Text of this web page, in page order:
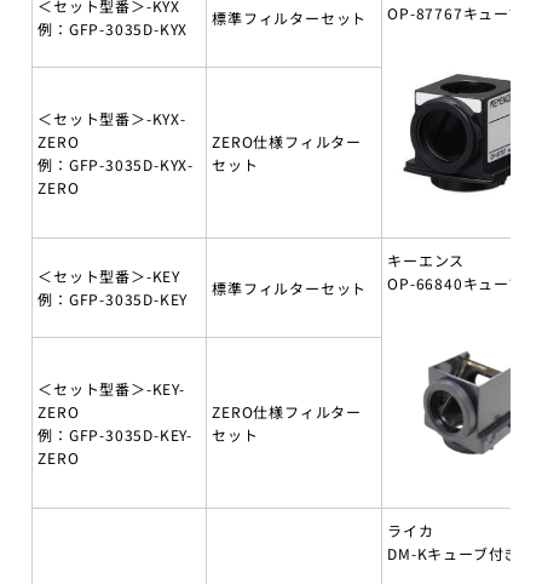
＜セット型番＞-KYX
例：GFP-3035D-KYX
標準フィルターセット
OP-87767キューブ付
＜セット型番＞-KYX-
ZERO
例：GFP-3035D-KYX-
ZERO
ZERO仕様フィルター
セット
＜セット型番＞-KEY
例：GFP-3035D-KEY
標準フィルターセット
キーエンス
OP-66840キューブ付
＜セット型番＞-KEY-
ZERO
例：GFP-3035D-KEY-
ZERO
ZERO仕様フィルター
セット
ライカ
DM-Kキューブ付き